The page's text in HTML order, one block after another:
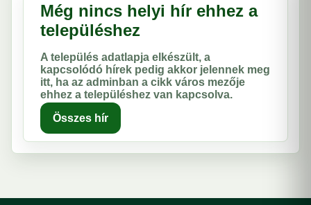
Még nincs helyi hír ehhez a
településhez
A település adatlapja elkészült, a
kapcsolódó hírek pedig akkor jelennek meg
itt, ha az adminban a cikk város mezője
ehhez a településhez van kapcsolva.
Összes hír